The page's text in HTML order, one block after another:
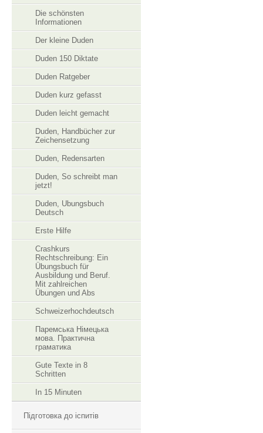
Die schönsten
Informationen
Der kleine Duden
Duden 150 Diktate
Duden Ratgeber
Duden kurz gefasst
Duden leicht gemacht
Duden, Handbücher zur
Zeichensetzung
Duden, Redensarten
Duden, So schreibt man
jetzt!
Duden, Ubungsbuch
Deutsch
Erste Hilfe
Crashkurs
Rechtschreibung: Ein
Übungsbuch für
Ausbildung und Beruf.
Mit zahlreichen
Übungen und Abs
Schweizerhochdeutsch
Паремська Німецька
мова. Практична
граматика
Gute Texte in 8
Schritten
In 15 Minuten
Підготовка до іспитів